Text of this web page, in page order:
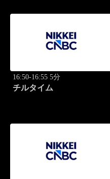
16:50-16:55 5分
チルタイム